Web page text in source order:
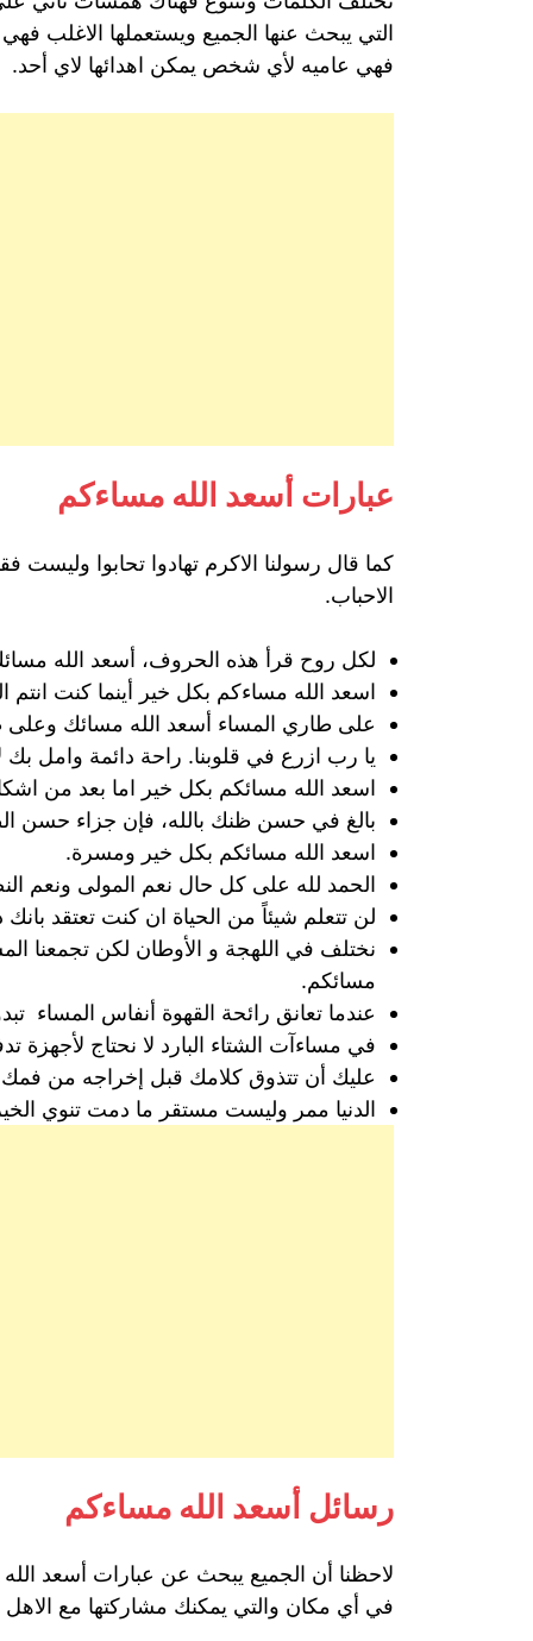
التي يبحث عنها الجميع ويستعملها الاغلب
فهي عاميه لأي شخص يمكن اهدائها لاي أحد.
عبارات أسعد الله مساءكم
كما قال رسولنا الاكرم تهادوا تحابوا وليست
الاحباب.
لكل روح قرأ هذه الحروف، أسعد الله
اسعد الله مساءكم بكل خير أينما كنت انتم
على طاري المساء أسعد الله مسائك
يا رب ازرع في قلوبنا. راحة دائمة وامل
اسعد الله مسائكم بكل خير اما بعد من
بالغ في حسن ظنك بالله، فإن جزاء حسن
اسعد الله مسائكم بكل خير ومسرة.
الحمد لله على كل حال نعم المولى ونعم
لن تتعلم شيئاً من الحياة ان كنت تعتقد
نختلف في اللهجة و الأوطان لكن تجمعنا
مسائكم.
عندما تعانق رائحة القهوة أنفاس المساء
في مساءآت الشتاء البارد لا نحتاج لأجهزة
عليك أن تتذوق كلامك قبل إخراجه من
الدنيا ممر وليست مستقر ما دمت تنوي
رسائل أسعد الله مساءكم
لاحظنا أن الجميع يبحث عن عبارات أسعد الله
في أي مكان والتي يمكنك مشاركتها مع الاهل